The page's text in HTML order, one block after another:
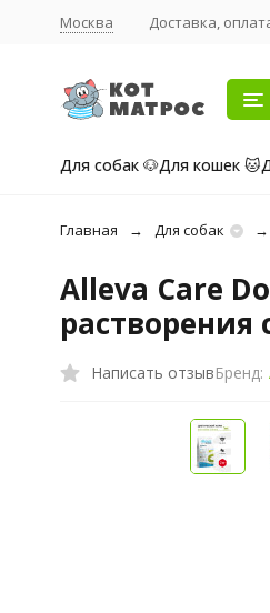
Москва Доставка,
Для собак 🐶Для кошек 🐱
Главная Для собак
Alleva Care
растворения
Написать отзывБренд: